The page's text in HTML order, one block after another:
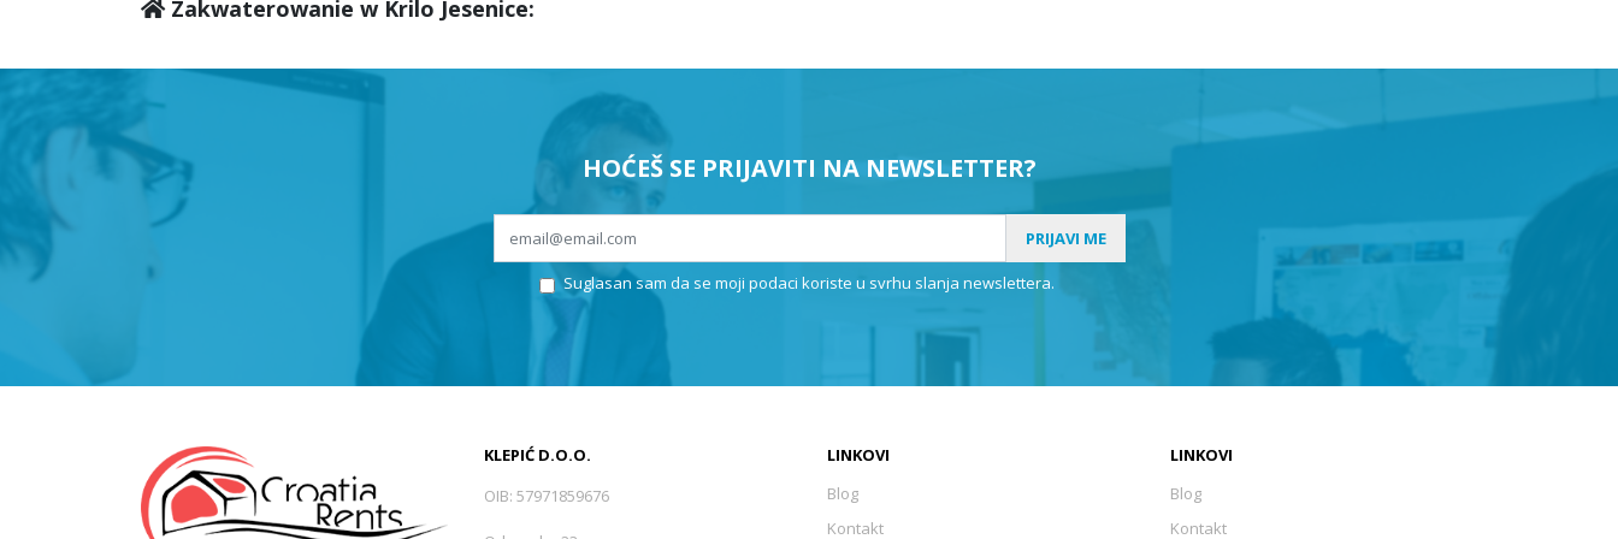
Zakwaterowanie w Krilo Jesenice:
HOĆEŠ SE PRIJAVITI NA NEWSLETTER?
PRIJAVI ME
Suglasan sam da se moji podaci koriste u svrhu slanja newslettera.
KLEPIĆ D.O.O.
OIB: 57971859676
LINKOVI
Blog
Kontakt
LINKOVI
Blog
Kontakt